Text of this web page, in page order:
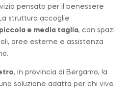
pensato per il benessere
struttura accoglie
e media taglia, con spazi
aree esterne e assistenza
, in provincia di Bergamo, la
soluzione adatta per chi vive